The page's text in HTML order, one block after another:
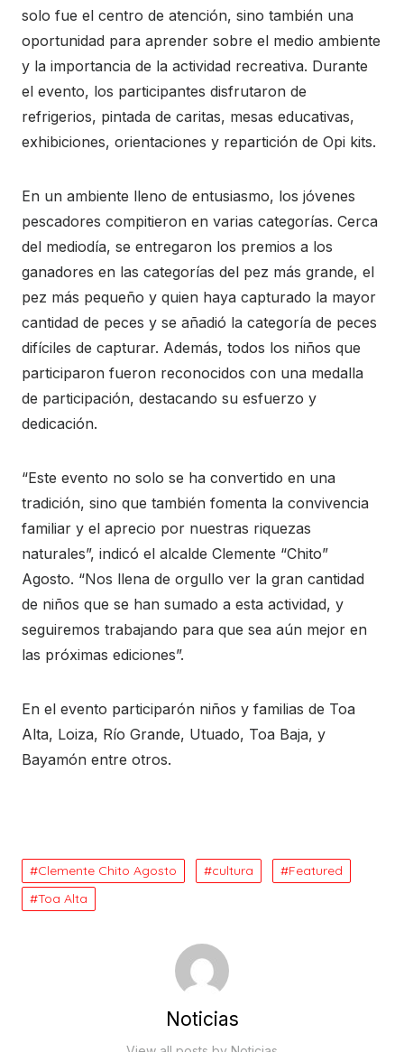
solo fue el centro de atención, sino también una
oportunidad para aprender sobre el medio ambiente
y la importancia de la actividad recreativa. Durante
el evento, los participantes disfrutaron de
refrigerios, pintada de caritas, mesas educativas,
exhibiciones, orientaciones y repartición de Opi kits.
En un ambiente lleno de entusiasmo, los jóvenes
pescadores compitieron en varias categorías. Cerca
del mediodía, se entregaron los premios a los
ganadores en las categorías del pez más grande, el
pez más pequeño y quien haya capturado la mayor
cantidad de peces y se añadió la categoría de peces
difíciles de capturar. Además, todos los niños que
participaron fueron reconocidos con una medalla
de participación, destacando su esfuerzo y
dedicación.
“Este evento no solo se ha convertido en una
tradición, sino que también fomenta la convivencia
familiar y el aprecio por nuestras riquezas
naturales”, indicó el alcalde Clemente “Chito”
Agosto. “Nos llena de orgullo ver la gran cantidad
de niños que se han sumado a esta actividad, y
seguiremos trabajando para que sea aún mejor en
las próximas ediciones”.
En el evento participarón niños y familias de Toa
Alta, Loiza, Río Grande, Utuado, Toa Baja, y
Bayamón entre otros.
Clemente Chito Agosto cultura
Featured
Toa Alta
Noticias